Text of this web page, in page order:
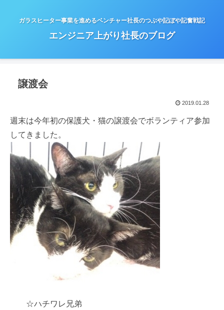
ガラスヒーター事業を進めるベンチャー社長のつぶや記ぼや記奮戦記
エンジニア上がり社長のブログ
譲渡会
2019.01.28
週末は今年初の保護犬・猫の譲渡会でボランティア参加
してきました。
☆ハチワレ兄弟